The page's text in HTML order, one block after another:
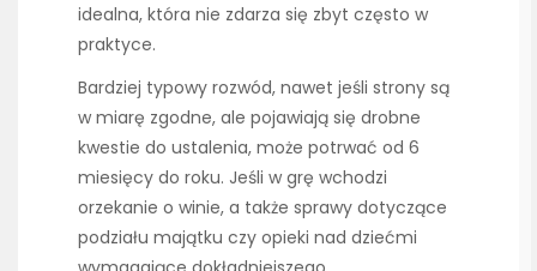
idealna, która nie zdarza się zbyt często w
praktyce.
Bardziej typowy rozwód, nawet jeśli strony są
w miarę zgodne, ale pojawiają się drobne
kwestie do ustalenia, może potrwać od 6
miesięcy do roku. Jeśli w grę wchodzi
orzekanie o winie, a także sprawy dotyczące
podziału majątku czy opieki nad dziećmi